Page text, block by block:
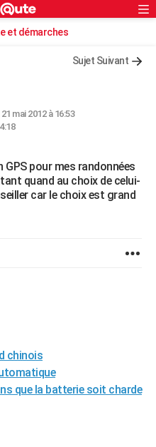
et démarches
Sujet Suivant
mai 2012 à 16:53
pour mes randonnées
quand au choix de celui-
car le choix est grand
chinois
que la batterie soit charde